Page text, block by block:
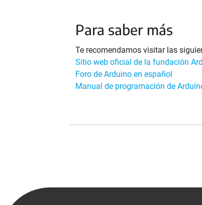
Para saber más
Te recomendamos visitar las
Sitio web oficial de la fundación
Foro de Arduino en español
Manual de programación de